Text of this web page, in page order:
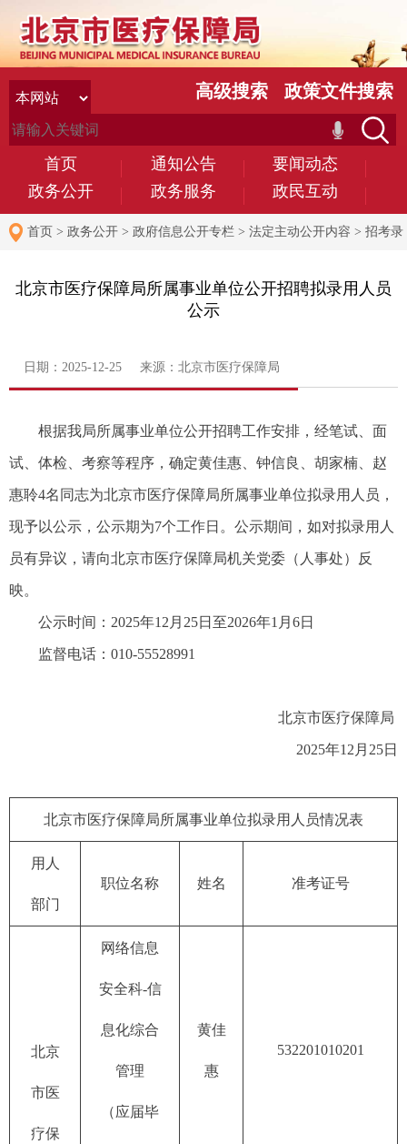
首页 通知公告
要闻动态
政务公开
政务服务 政民互动
高级搜索 政策文件搜索
首页 > 政务公开 > 政府信息公开专栏 > 法定主动公开内容 > 招考录
北京市医疗保障局所属事业单位公开招聘拟录用人员
公示
日期：2025-12-25 来源：北京市医疗保障局
根据我局所属事业单位公开招聘工作安排，经笔试、面
试、体检、考察等程序，确定黄佳惠、钟信良、胡家楠、赵
惠聆4名同志为北京市医疗保障局所属事业单位拟录用人员，
现予以公示，公示期为7个工作日。公示期间，如对拟录用人
员有异议，请向北京市医疗保障局机关党委（人事处）反
映。
公示时间：2025年12月25日至2026年1月6日
监督电话：010-55528991
北京市医疗保障局
2025年12月25日
北京市医疗保障局所属事业单位拟录用人员情况表
用人
部门
职位名称 姓名 准考证号
北京
市医
疗保
网络信息
安全科-信
息化综合
管理
（应届毕
黄佳
惠
532201010201